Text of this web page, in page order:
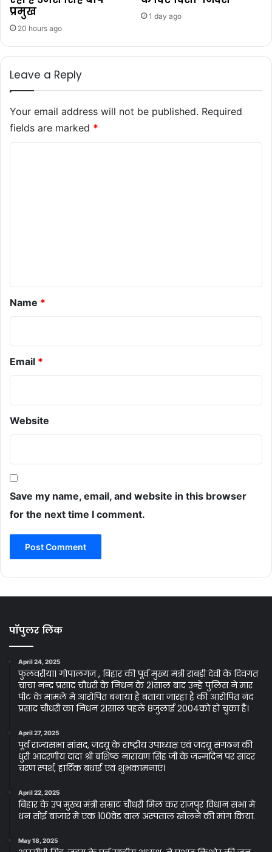
प्रमुख
20 hours ago
1 day ago
Leave a Reply
Your email address will not be published. Required
fields are marked *
Name *
Email *
Website
Save my name, email, and website in this browser
for the next time I comment.
पॉपुलर लिंक
April 24, 2025
फुलवरीया। गोपालगंज , बिहार की पूर्व मुख्य मंत्री राबड़ी देवी के दिवंगत
चाचा नन्द प्रसाद चौधरी के निधन के 21साल बाद उन्हे पुलिस ने मार
पीट के मामले मे आरोपित बनाया है बताया जारहा है की आरोपित नंद
प्रसाद चौधरी का निधन 21साल पहले 8जुलाई 2004को हो चुका है।
April 27, 2025
पूर्व राज्यसभा सांसद, जदयू के राष्ट्रीय उपाध्यक्ष एवं जदयू संगठन की
धुरी आदरणीय दादा श्री बशिष्ठ नारायण सिंह जी के जन्मदिन पर सादर
चरण स्पर्श, हार्दिक बधाई एवं शुभकामनाएं।
April 22, 2025
बिहार के उप मुख्य मंत्री सम्राट चौधरी मिल कर राजपुर विधान सभा मे
धन सोई बाजार मे एक 100वेड वाल अस्पताल खोलने की मांग किया.
May 18, 2025